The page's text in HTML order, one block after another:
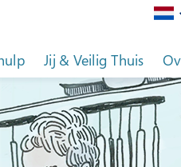
Jij & Veilig Thuis